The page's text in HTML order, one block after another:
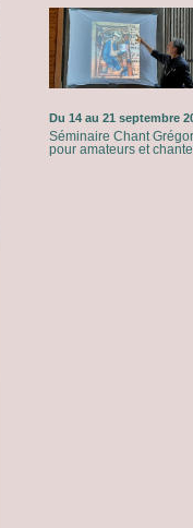
Du 14 au 21 septembre
Séminaire Chant
pour amateurs et